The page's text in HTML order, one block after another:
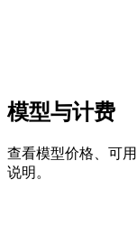
模型与计费
查看模型价格、可
说明。